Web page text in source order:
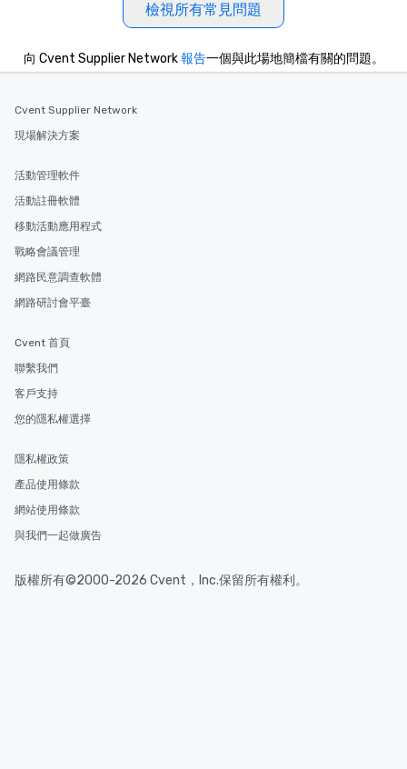
檢視所有常見問題
向 Cvent Supplier Network報告一個與此場地簡檔有關的問題。
Cvent Supplier Network
現場解決方案
活動管理軟件
活動註冊軟體
移動活動應用程式
戰略會議管理
網路民意調查軟體
網路研討會平臺
Cvent 首頁
聯繫我們
客戶支持
您的隱私權選擇
隱私權政策
產品使用條款
網站使用條款
與我們一起做廣告
版權所有©2000-2026 Cvent，Inc.保留所有權利。